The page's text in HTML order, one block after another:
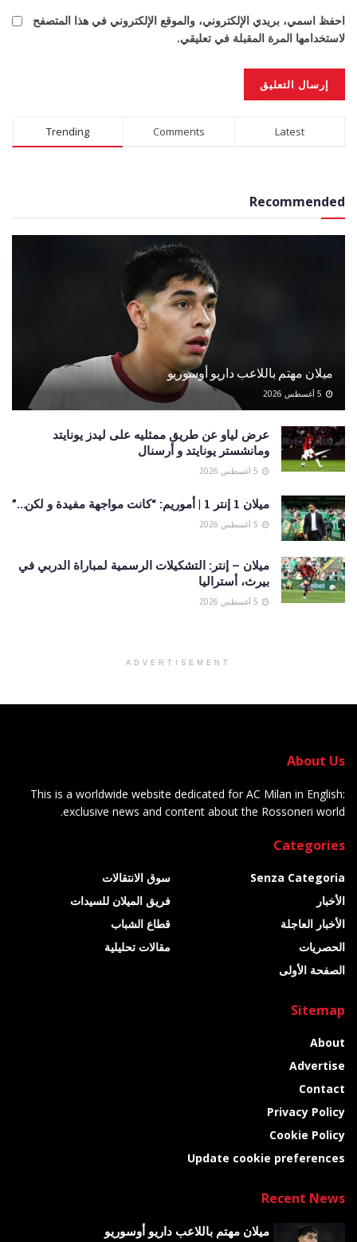
احفظ اسمي، بريدي الإلكتروني، والموقع الإلكتروني في هذا المتصفح
لاستخدامها المرة المقبلة في تعليقي.
Alternative:
Trending Comments Latest
Recommended
ميلان مهتم باللاعب داريو أوسوريو
عرض لياو عن طريق ممثليه على ليدز يونايتد
ومانشستر يونايتد و أرسنال
ميلان 1 إنتر 1 | أموريم: “كانت مواجهة مفيدة و لكن…”
ميلان – إنتر: التشكيلات الرسمية لمباراة الدربي في
بيرث، أستراليا
ADVERTISEMENT
About Us
This is a worldwide website dedicated for AC Milan in English:
exclusive news and content about the Rossoneri world.
Categories
Senza Categoria
الأخبار
الأخبار العاجلة
الحصريات
الصفحة الأولى
سوق الانتقالات
فريق الميلان للسيدات
قطاع الشباب
مقالات تحليلية
Sitemap
About
Advertise
Contact
Privacy Policy
Cookie Policy
Update cookie preferences
Recent News
ميلان مهتم باللاعب داريو أوسوريو